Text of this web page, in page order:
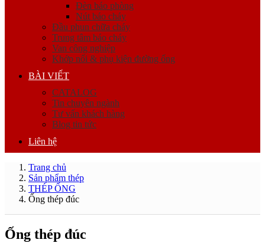
Đèn báo phòng
Nút báo cháy
Đầu phun chữa cháy
Trung tâm báo cháy
Van công nghiệp
Khớp nối & phụ kiện đường ống
BÀI VIẾT
CATALOG
Tin chuyên ngành
Tư vấn khách hàng
Blog tin tức
Liên hệ
Trang chủ
Sản phẩm thép
THÉP ỐNG
Ống thép đúc
Ống thép đúc